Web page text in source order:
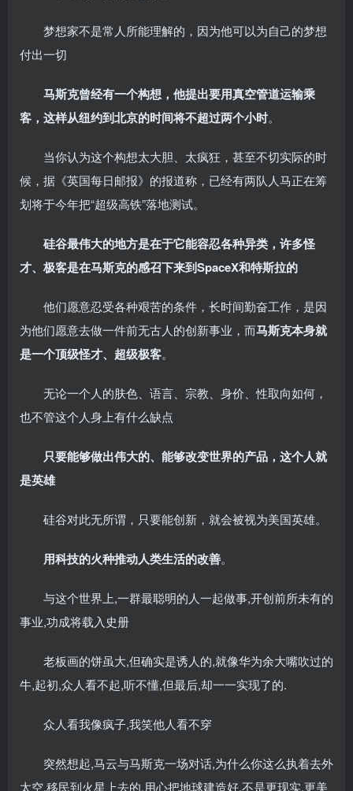
梦想家不是常人所能理解的，因为他可以为自己的梦想
付出一切
马斯克曾经有一个构想，他提出要用真空管道运输乘
客，这样从纽约到北京的时间将不超过两个小时。
当你认为这个构想太大胆、太疯狂，甚至不切实际的时
候，据《英国每日邮报》的报道称，已经有两队人马正在筹
划将于今年把“超级高铁”落地测试。
硅谷最伟大的地方是在于它能容忍各种异类，许多怪
才、极客是在马斯克的感召下来到SpaceX和特斯拉的
他们愿意忍受各种艰苦的条件，长时间勤奋工作，是因
为他们愿意去做一件前无古人的创新事业，而马斯克本身就
是一个顶级怪才、超级极客。
无论一个人的肤色、语言、宗教、身价、性取向如何，
也不管这个人身上有什么缺点
只要能够做出伟大的、能够改变世界的产品，这个人就
是英雄
硅谷对此无所谓，只要能创新，就会被视为美国英雄。
用科技的火种推动人类生活的改善。
与这个世界上,一群最聪明的人一起做事,开创前所未有的
事业,功成将载入史册
老板画的饼虽大,但确实是诱人的,就像华为余大嘴吹过的
牛,起初,众人看不起,听不懂,但最后,却一一实现了的.
众人看我像疯子,我笑他人看不穿
突然想起,马云与马斯克一场对话,为什么你这么执着去外
太空,移民到火星上去的,用心把地球建造好,不是更现实,更美